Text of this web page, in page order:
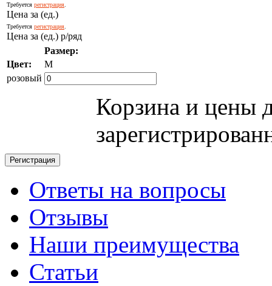
Требуется регистрация
Цена за (ед.)
Требуется регистрация
Цена за (ед.) р/ряд
Размер:
Цвет:
M
розовый
Корзина и цены
Ответы на вопросы
Отзывы
Наши преимущества
Статьи